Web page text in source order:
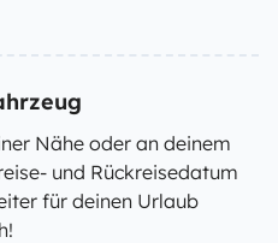
Nähe oder an deinem
und Rückreisedatum
für deinen Urlaub